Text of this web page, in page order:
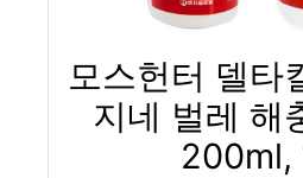
모스헌터 델타
지네 벌레 해
200ml,